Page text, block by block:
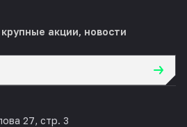
акции, новости
27, стр. 3